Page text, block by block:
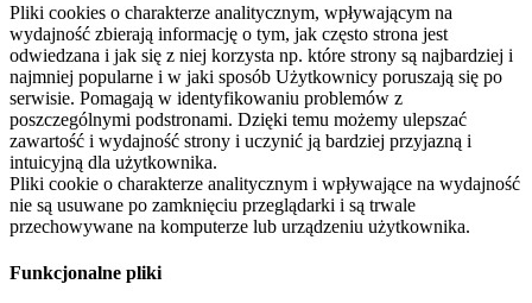
Pliki cookies o charakterze analitycznym, wpływającym na
wydajność zbierają informację o tym, jak często strona jest
odwiedzana i jak się z niej korzysta np. które strony są najbardziej i
najmniej popularne i w jaki sposób Użytkownicy poruszają się po
serwisie. Pomagają w identyfikowaniu problemów z
poszczególnymi podstronami. Dzięki temu możemy ulepszać
zawartość i wydajność strony i uczynić ją bardziej przyjazną i
intuicyjną dla użytkownika.
Pliki cookie o charakterze analitycznym i wpływające na wydajność
nie są usuwane po zamknięciu przeglądarki i są trwale
przechowywane na komputerze lub urządzeniu użytkownika.
Funkcjonalne pliki